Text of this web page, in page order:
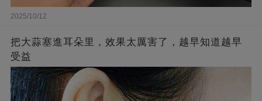
2025/10/12
把大蒜塞進耳朵里，效果太厲害了，越早知道越早
受益